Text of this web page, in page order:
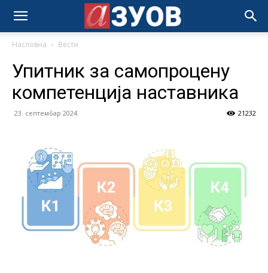
Насловна Вести
Упитник за самопроцену
компетенција наставника
23. септембар 2024. 21232